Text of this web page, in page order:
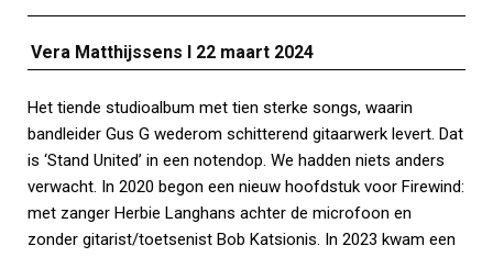
Vera Matthijssens I 22 maart 2024
Het tiende studioalbum met tien sterke songs, waarin
bandleider Gus G wederom schitterend gitaarwerk levert. Dat
is ‘Stand United’ in een notendop. We hadden niets anders
verwacht. In 2020 begon een nieuw hoofdstuk voor Firewind:
met zanger Herbie Langhans achter de microfoon en
zonder gitarist/toetsenist Bob Katsionis. In 2023 kwam een